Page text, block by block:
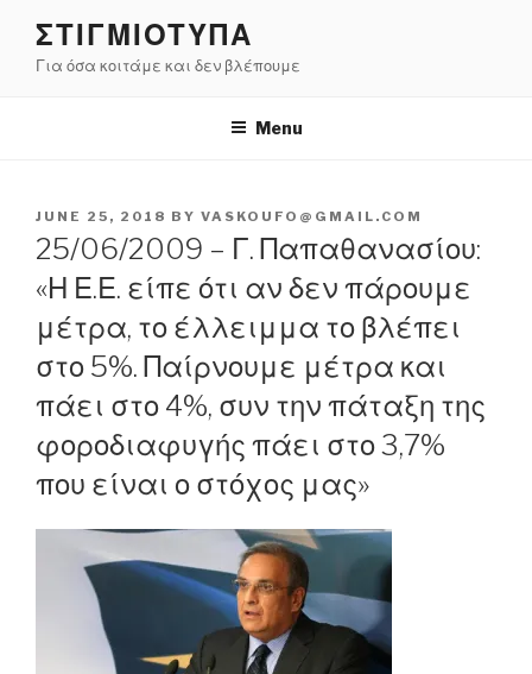
content
ΣΤΙΓΜΙΟΤΥΠΑ
Για όσα κοιτάμε και δεν βλέπουμε
Menu
POSTED
ON
JUNE 25, 2018 BY VASKOUFO@GMAIL.COM
25/06/2009 – Γ. Παπαθανασίου:
«Η Ε.Ε. είπε ότι αν δεν πάρουμε
μέτρα, το έλλειμμα το βλέπει
στο 5%. Παίρνουμε μέτρα και
πάει στο 4%, συν την πάταξη της
φοροδιαφυγής πάει στο 3,7%
που είναι ο στόχος μας»